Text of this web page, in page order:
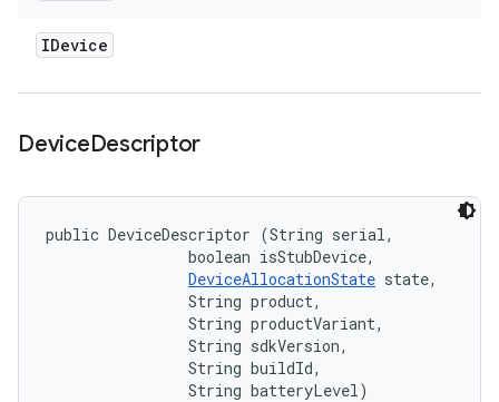
IDevice
DeviceDescriptor
public DeviceDescriptor (String serial,
                boolean isStubDevice,
DeviceAllocationState state,
                String product,
                String productVariant,
                String sdkVersion,
                String buildId,
                String batteryLevel)